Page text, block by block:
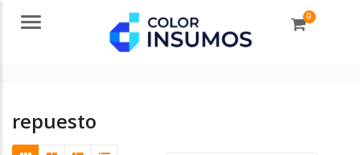
Menu 0
repuesto